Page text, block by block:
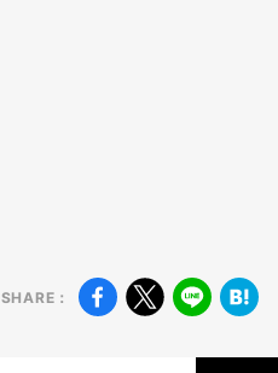
SHARE：